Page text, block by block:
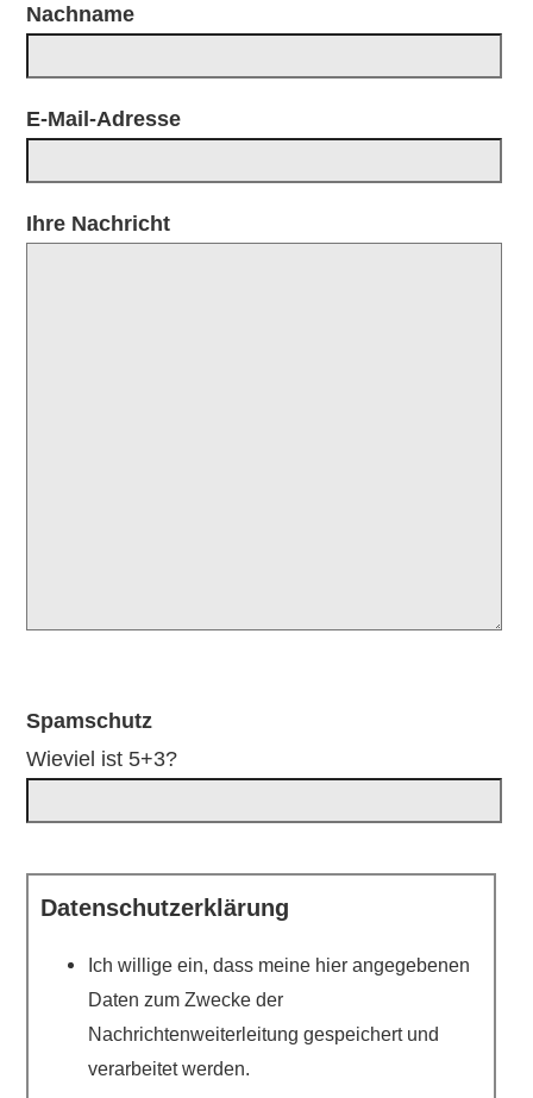
Nachname
E-Mail-Adresse
Ihre Nachricht
Spamschutz
Wieviel ist 5+3?
Datenschutzerklärung
Ich willige ein, dass meine hier angegebenen
Daten zum Zwecke der
Nachrichtenweiterleitung gespeichert und
verarbeitet werden.